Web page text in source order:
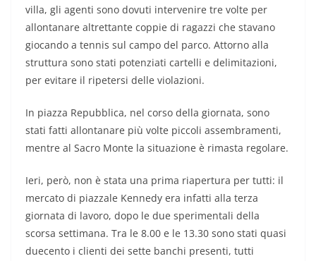
villa, gli agenti sono dovuti intervenire tre volte per
allontanare altrettante coppie di ragazzi che stavano
giocando a tennis sul campo del parco. Attorno alla
struttura sono stati potenziati cartelli e delimitazioni,
per evitare il ripetersi delle violazioni.
In piazza Repubblica, nel corso della giornata, sono
stati fatti allontanare più volte piccoli assembramenti,
mentre al Sacro Monte la situazione è rimasta regolare.
Ieri, però, non è stata una prima riapertura per tutti: il
mercato di piazzale Kennedy era infatti alla terza
giornata di lavoro, dopo le due sperimentali della
scorsa settimana. Tra le 8.00 e le 13.30 sono stati quasi
duecento i clienti dei sette banchi presenti, tutti